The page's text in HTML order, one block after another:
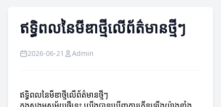
ឥទ្ធិពលនៃមីឌាថ្មីលើព័ត៌មានថ្មីៗ
2026-06-21 Admin
ឥទ្ធិពលនៃមីឌាថ្មីលើព័ត៌មានថ្មីៗ